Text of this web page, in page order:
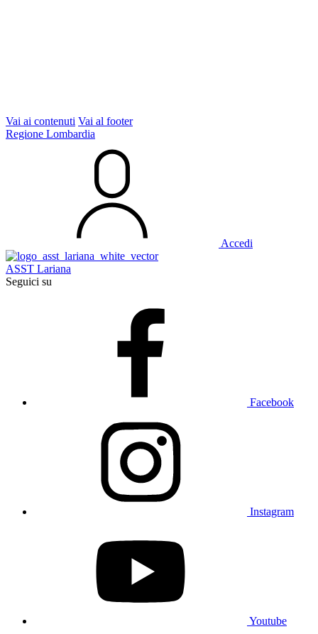
Vai ai contenuti Vai al footer
Regione Lombardia
Accedi
ASST Lariana
Seguici su
Facebook
Instagram
Youtube